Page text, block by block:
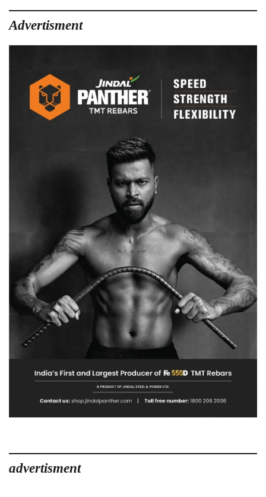
Advertisment
advertisment